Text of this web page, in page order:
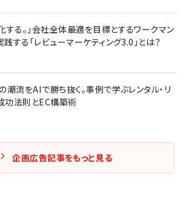
する。」会社全体最適を目標とするワークマン
践する「レビューマーケティング3.0」とは？
潮流をAIで勝ち抜く。事例で学ぶレンタル・リ
功法則とEC構築術
企画広告記事をもっと見る